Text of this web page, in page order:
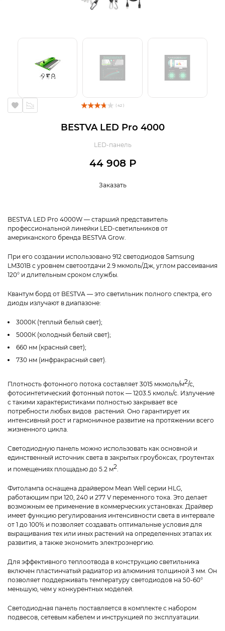
( 42 )
BESTVA LED Pro 4000
LED-панель
44 908 Р
Заказать
BESTVA LED Pro 4000W — старший представитель
профессиональной линейки LED-светильников от
американского бренда BESTVA Grow.
При его создании использовано 912 светодиодов Samsung
LM301B с уровнем светоотдачи 2.9 мкмоль/Дж, углом рассеивания
120° и длительным сроком службы.
Квантум борд от BESTVA — это светильник полного спектра, его
диоды излучают в диапазоне:
3000К (теплый белый свет);
5000К (холодный белый свет);
660 нм (красный свет);
730 нм (инфракрасный свет).
Плотность фотонного потока составляет 3015 мкмоль/м2/с,
фотосинтетический фотонный поток — 1203.5 кмоль/с. Излучение
с такими характеристиками полностью закрывает все
потребности любых видов растений. Оно гарантирует их
интенсивный рост и гармоничное развитие на протяжении всего
жизненного цикла.
Светодиодную панель можно использовать как основной и
единственный источник света в закрытых гроубоксах, гроутентах
и помещениях площадью до 5.2 м2.
Фитолампа оснащена драйвером Mean Well серии HLG,
работающим при 120, 240 и 277 V переменного тока. Это делает
возможным ее применение в коммерческих установках. Драйвер
имеет функцию регулирования интенсивности света в интервале
от 1 до 100% и позволяет создавать оптимальные условия для
выращивания тех или иных растений на определенных этапах их
развития, а также экономить электроэнергию.
Для эффективного теплоотвода в конструкцию светильника
включен пластинчатый радиатор из алюминия толщиной 3 мм. Он
позволяет поддерживать температуру светодиодов на 50-60°
меньшую, чем у конкурентных моделей.
Светодиодная панель поставляется в комплекте с набором
подвесов, сетевым кабелем и инструкцией по эксплуатации.